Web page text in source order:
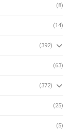
(8)
(14)
(392)
(63)
(372)
(25)
(5)